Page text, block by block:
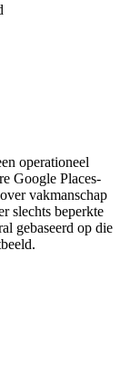
operationeel
Google Places-
vakmanschap
slechts beperkte
gebaseerd op die